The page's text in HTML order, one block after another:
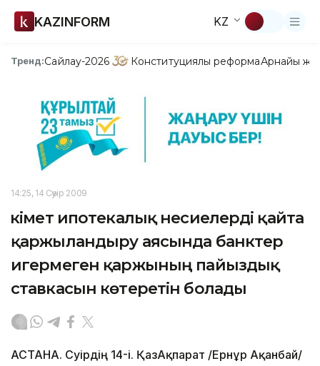
KAZINFORM KZ
Тренд:Сайлау-2026 Конституциялық реформаАрнайы
14:25, 14 Сәуір 2009
Үкімет ипотекалық несиелерді қайта
қаржыландыру аясында банктер
игермеген қаржының пайыздық
ставкасын көтеретін болады
АСТАНА. Сәуірдің 14-і. ҚазАқпарат /Ернұр Ақанбай/